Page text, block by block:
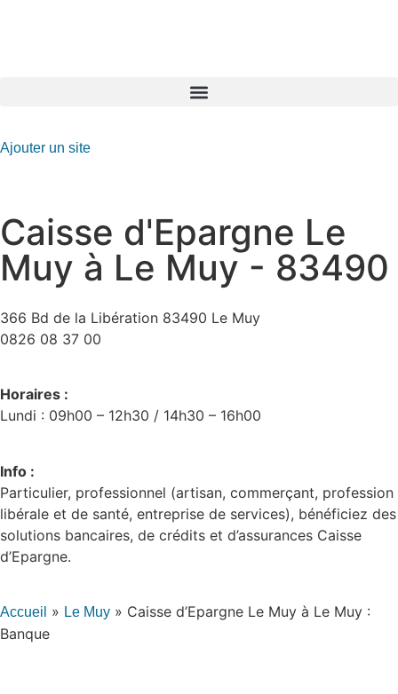
Ajouter un site
Caisse d'Epargne Le
Muy à Le Muy - 83490
366 Bd de la Libération 83490 Le Muy
0826 08 37 00
Horaires :
Lundi : 09h00 – 12h30 / 14h30 – 16h00
Info :
Particulier, professionnel (artisan, commerçant, profession
libérale et de santé, entreprise de services), bénéficiez des
solutions bancaires, de crédits et d’assurances Caisse
d’Epargne.
Accueil » Le Muy » Caisse d’Epargne Le Muy à Le Muy :
Banque